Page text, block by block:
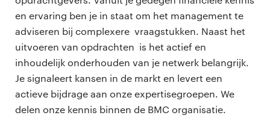
en ervaring ben je in staat om het management te
adviseren bij complexere vraagstukken. Naast het
uitvoeren van opdrachten is het actief en
inhoudelijk onderhouden van je netwerk belangrijk.
Je signaleert kansen in de markt en levert een
actieve bijdrage aan onze expertisegroepen. We
delen onze kennis binnen de BMC organisatie.